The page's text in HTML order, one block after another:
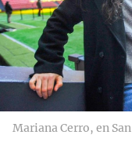
Mariana Cerro, en